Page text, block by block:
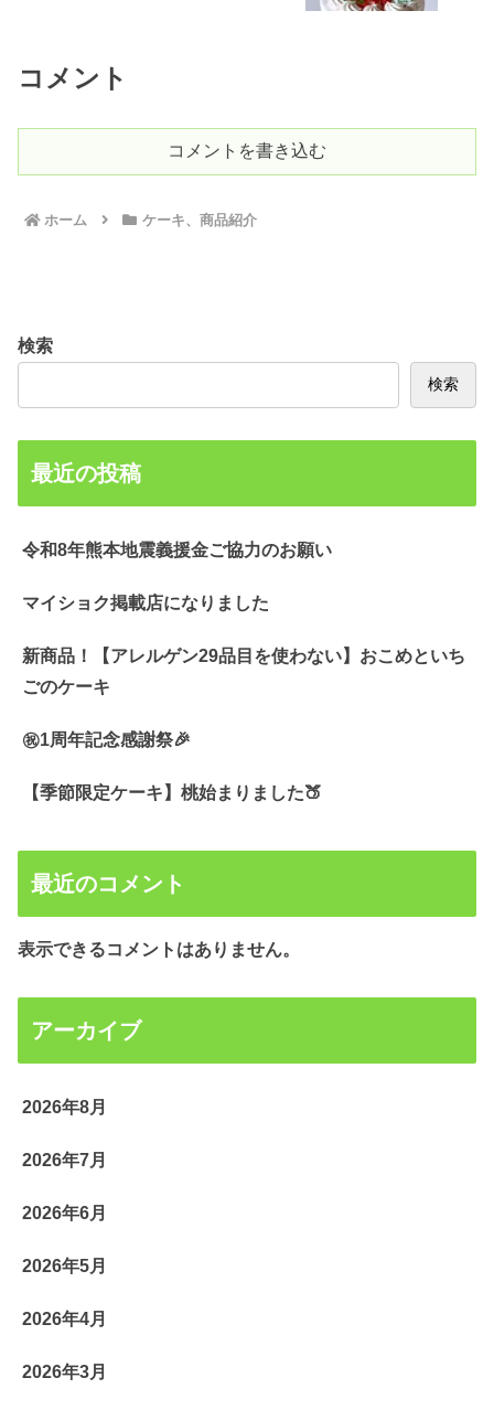
コメント
コメントを書き込む
ホーム ケーキ、商品紹介
検索
検索
最近の投稿
令和8年熊本地震義援金ご協力のお願い
マイショク掲載店になりました
新商品！【アレルゲン29品目を使わない】おこめといち
ごのケーキ
㊗️1周年記念感謝祭🎉
【季節限定ケーキ】桃始まりました🍑
最近のコメント
表示できるコメントはありません。
アーカイブ
2026年8月
2026年7月
2026年6月
2026年5月
2026年4月
2026年3月